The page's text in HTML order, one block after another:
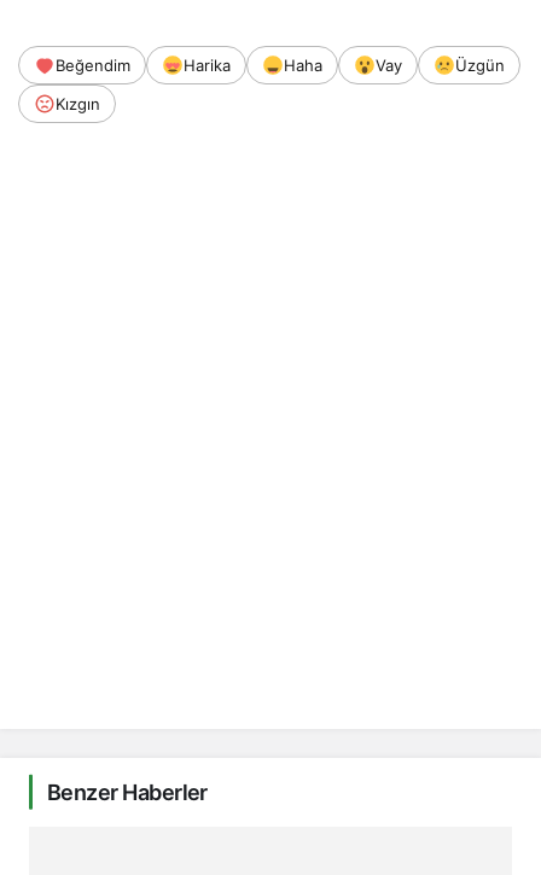
Beğendim Harika Haha Vay
Üzgün
Kızgın
Benzer Haberler